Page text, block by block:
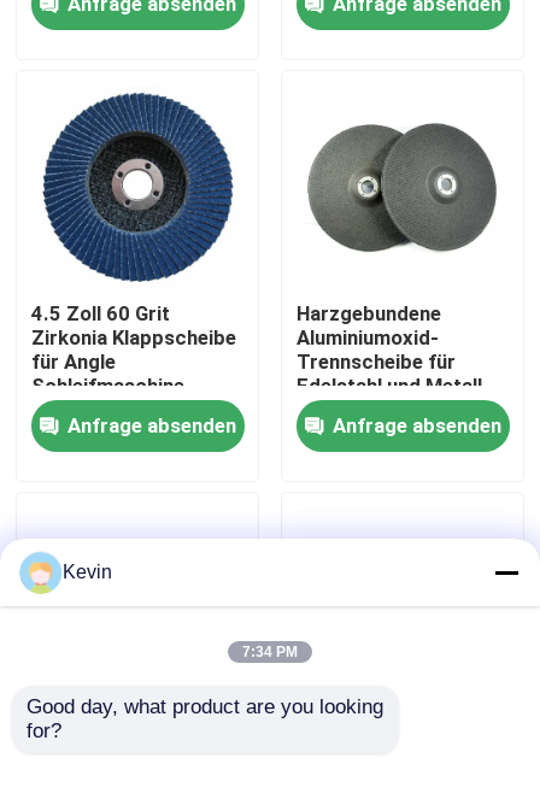
Produkte
Über uns
Fabrik-Ausflug
Qualitätskontrolle
Nachrichten
Höhenflossenstations-Bohrer
4.5 Zoll 60 Grit
Zirkonia Klappscheibe
für Angle
Schleifmaschine
Anfrage absenden
Harzgebundene
Aluminiumoxid-
Trennscheibe für
Edelstahl und Metall
Anfrage absenden
Schleifscheibe aus
Kevin
7:34 PM
Good day, what product are you looking
for?